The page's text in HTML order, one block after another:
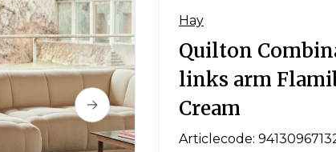
Hay
Quilton
links arm
Cream
Articlecode: